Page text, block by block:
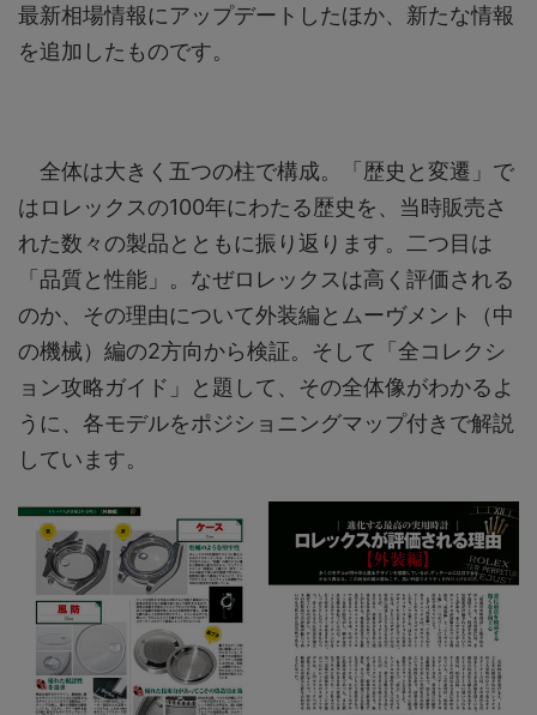
最新相場情報にアップデートしたほか、新たな情報
を追加したものです。
全体は大きく五つの柱で構成。「歴史と変遷」で
はロレックスの100年にわたる歴史を、当時販売さ
れた数々の製品とともに振り返ります。二つ目は
「品質と性能」。なぜロレックスは高く評価される
のか、その理由について外装編とムーヴメント（中
の機械）編の2方向から検証。そして「全コレクシ
ョン攻略ガイド」と題して、その全体像がわかるよ
うに、各モデルをポジショニングマップ付きで解説
しています。